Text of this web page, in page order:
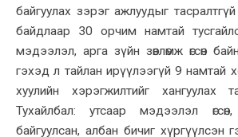
байгуулах зэрэг ажлуудыг
байдлаар 30 орчим намтай
мэдээлэл, арга зүйн зөвлөмж өгсөн
гэхэд л тайлан ирүүлээгүй 9 намтай
хуулийн хэрэгжилтийг хангуулах
Тухайлбал: утсаар мэдээлэл
байгуулсан, албан бичиг хүргүүлсэн